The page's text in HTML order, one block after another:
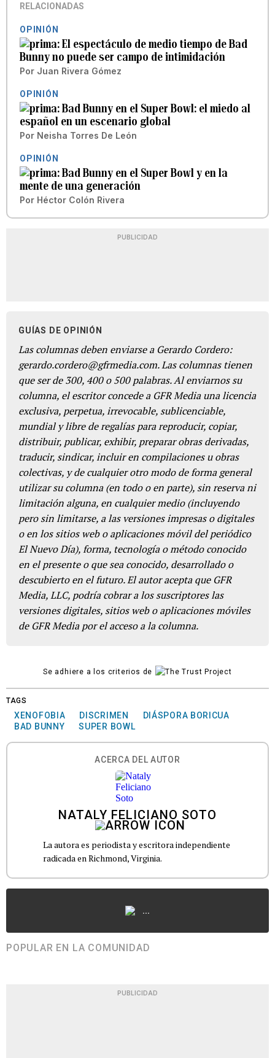
RELACIONADAS
OPINIÓN
El espectáculo de medio tiempo de Bad
Bunny no puede ser campo de intimidación
Por Juan Rivera Gómez
OPINIÓN
Bad Bunny en el Super Bowl: el miedo al
español en un escenario global
Por Neisha Torres De León
OPINIÓN
Bad Bunny en el Super Bowl y en la
mente de una generación
Por Héctor Colón Rivera
PUBLICIDAD
GUÍAS DE OPINIÓN
Las columnas deben enviarse a Gerardo Cordero:
gerardo.cordero@gfrmedia.com. Las columnas tienen
que ser de 300, 400 o 500 palabras. Al enviarnos su
columna, el escritor concede a GFR Media una licencia
exclusiva, perpetua, irrevocable, sublicenciable,
mundial y libre de regalías para reproducir, copiar,
distribuir, publicar, exhibir, preparar obras derivadas,
traducir, sindicar, incluir en compilaciones u obras
colectivas, y de cualquier otro modo de forma general
utilizar su columna (en todo o en parte), sin reserva ni
limitación alguna, en cualquier medio (incluyendo
pero sin limitarse, a las versiones impresas o digitales
o en los sitios web o aplicaciones móvil del periódico
El Nuevo Día), forma, tecnología o método conocido
en el presente o que sea conocido, desarrollado o
descubierto en el futuro. El autor acepta que GFR
Media, LLC, podría cobrar a los suscriptores las
versiones digitales, sitios web o aplicaciones móviles
de GFR Media por el acceso a la columna.
Se adhiere a los criterios de
TAGS
XENOFOBIA DISCRIMEN
DIÁSPORA BORICUA
BAD BUNNY
SUPER BOWL
ACERCA DEL AUTOR
NATALY FELICIANO SOTO
La autora es periodista y escritora independiente
radicada en Richmond, Virginia.
...
POPULAR EN LA COMUNIDAD
PUBLICIDAD